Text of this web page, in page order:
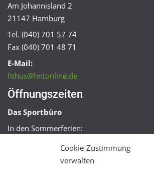
Cookie-Zustimmung
verwalten
Am Johannisland 2
21147 Hamburg
Tel. (040) 701 57 74
Fax (040) 701 48 71
E-Mail:
fithus@hntonline.de
Öffnungszeiten
Das Sportbüro
In den Sommerferien:
Mo + Mi 16:00 – 18:00 Uhr